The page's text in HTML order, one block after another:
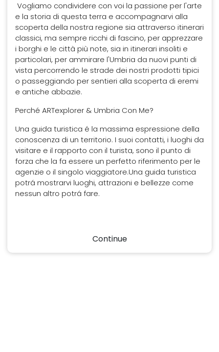
Vogliamo condividere con voi la passione per l'arte
e la storia di questa terra e accompagnarvi alla
scoperta della nostra regione sia attraverso itinerari
classici, ma sempre ricchi di fascino, per apprezzare
i borghi e le città più note, sia in itinerari insoliti e
particolari, per ammirare l'Umbria da nuovi punti di
vista percorrendo le strade dei nostri prodotti tipici
o passeggiando per sentieri alla scoperta di eremi
e antiche abbazie.
Perché ARTexplorer & Umbria Con Me?
Una guida turistica é la massima espressione della
conoscenza di un territorio. I suoi contatti, i luoghi da
visitare e il rapporto con il turista, sono il punto di
forza che la fa essere un perfetto riferimento per le
agenzie o il singolo viaggiatore.Una guida turistica
potrá mostrarvi luoghi, attrazioni e bellezze come
nessun altro potrá fare.
Continue